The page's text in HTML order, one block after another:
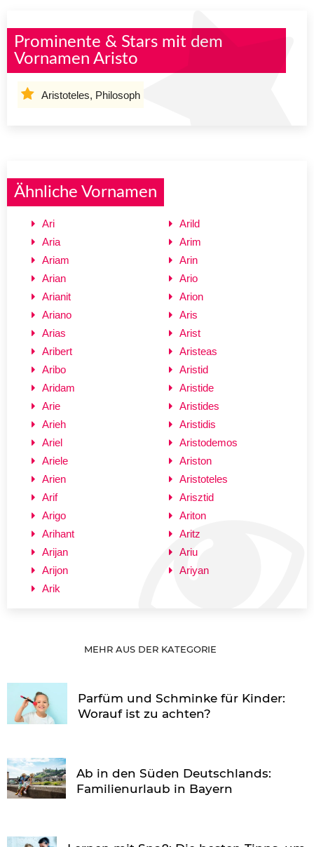
Prominente & Stars mit dem
Vornamen Aristo
Aristoteles, Philosoph
Ähnliche Vornamen
Ari
Aria
Ariam
Arian
Arianit
Ariano
Arias
Aribert
Aribo
Aridam
Arie
Arieh
Ariel
Ariele
Arien
Arif
Arigo
Arihant
Arijan
Arijon
Arik
Arild
Arim
Arin
Ario
Arion
Aris
Arist
Aristeas
Aristid
Aristide
Aristides
Aristidis
Aristodemos
Ariston
Aristoteles
Arisztid
Ariton
Aritz
Ariu
Ariyan
MEHR AUS DER KATEGORIE
Parfüm und Schminke für Kinder:
Worauf ist zu achten?
Ab in den Süden Deutschlands:
Familienurlaub in Bayern